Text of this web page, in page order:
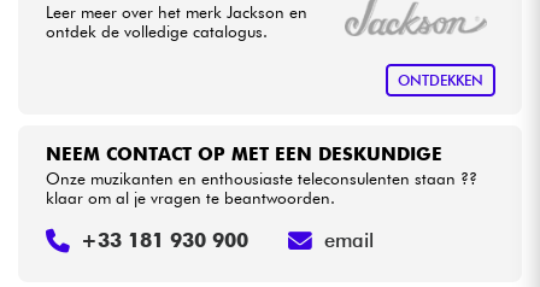
Leer meer over het merk Jackson en
ontdek de volledige catalogus.
ONTDEKKEN
NEEM CONTACT OP MET EEN DESKUNDIGE
Onze muzikanten en enthousiaste teleconsulenten staan ??
klaar om al je vragen te beantwoorden.
+33 181 930 900 email